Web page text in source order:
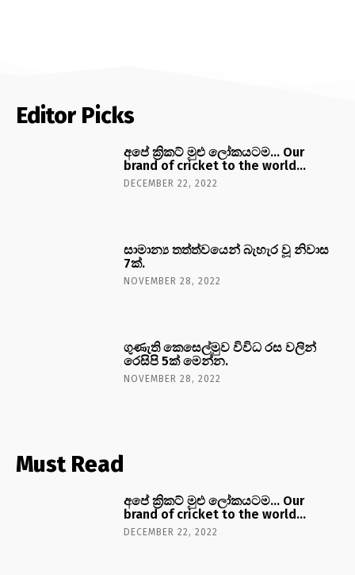
Editor Picks
අපේ ක්‍රිකට් මුළු ලෝකයටම… Our
brand of cricket to the world…
DECEMBER 22, 2022
සාමාන්‍ය තත්ත්වයෙන් බැහැර වූ නිවාස
7ක්.
NOVEMBER 28, 2022
ගුණැති කෙසෙල්මුව විවිධ රස වලින්
රෙසිපි 5ක් මෙන්න.
NOVEMBER 28, 2022
Must Read
අපේ ක්‍රිකට් මුළු ලෝකයටම… Our
brand of cricket to the world…
DECEMBER 22, 2022